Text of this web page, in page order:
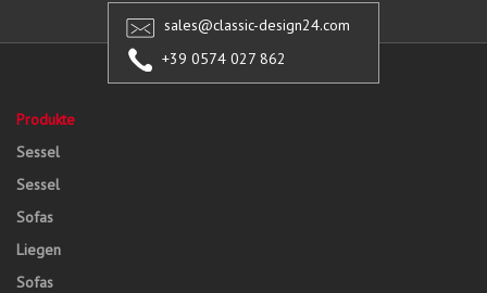
sales@classic-design24.com
+39 0574 027 862
Produkte
Sessel
Sessel
Sofas
Liegen
Sofas